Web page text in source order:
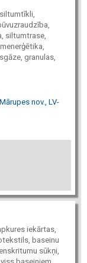
siltumtrase,
granulas,
nov., LV-
iekārtas,
baseinu
sūkņi,
baseiniem,